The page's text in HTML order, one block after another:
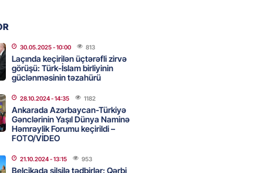
- 15:00
ölkəni seçdilər
- 14:45 118
sabah 39 dərəcə isti
30.05.2025- 10:00 813
Laçında keçirilən üçtərəfli zirvə
görüşü: Türk-İslam birliyinin
güclənməsinin təzahürü
28.10.2024- 14:35 1182
Ankarada Azərbaycan-Türkiyə
Gənclərinin Yaşıl Dünya Naminə
Həmrəylik Forumu keçirildi –
FOTO/VİDEO
21.10.2024- 13:15 953
Belçikada silsilə tədbirlər: Qərbi